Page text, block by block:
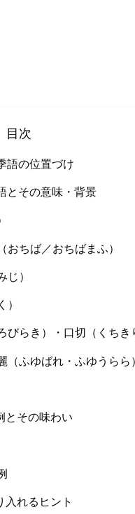
目次
語の位置づけ
とその意味・背景
おちば／おちばまふ）
じ）
）
びらき）・口切（くちき
（ふゆばれ・ふゆうらら
とその味わい
入れるヒント